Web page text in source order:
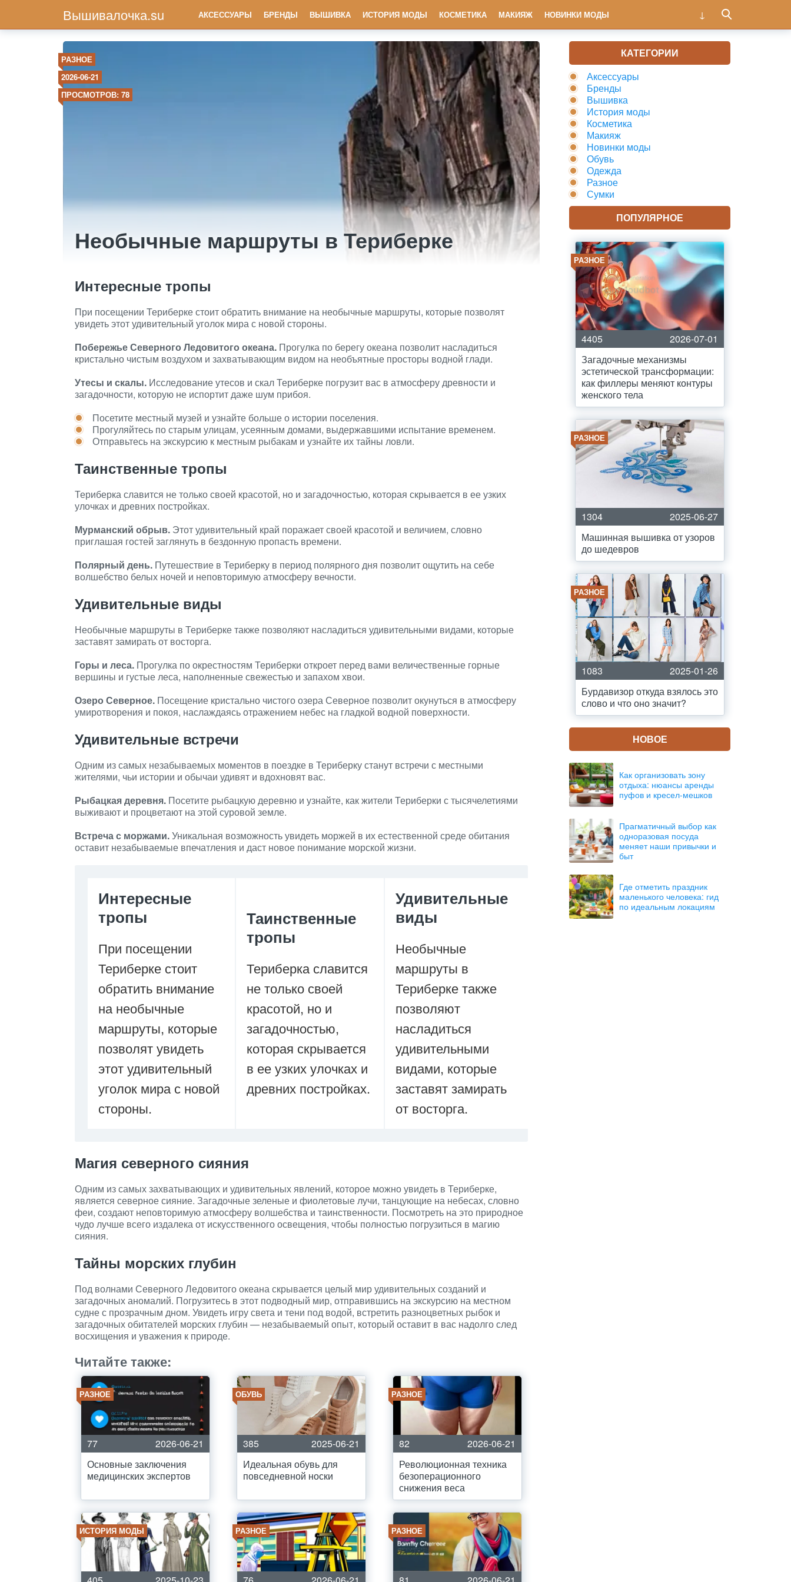
Вышивалочка.su АКСЕССУАРЫ БРЕНДЫ ВЫШИВКА ИСТОРИЯ МОДЫ КОСМЕТИКА МАКИЯЖ НОВИНКИ МОДЫ
РАЗНОЕ
2026-06-21
ПРОСМОТРОВ: 78
Необычные маршруты в Териберке
Интересные тропы
При посещении Териберке стоит обратить внимание на необычные маршруты, которые позволят
увидеть этот удивительный уголок мира с новой стороны.
Побережье Северного Ледовитого океана. Прогулка по берегу океана позволит насладиться
кристально чистым воздухом и захватывающим видом на необъятные просторы водной глади.
Утесы и скалы. Исследование утесов и скал Териберке погрузит вас в атмосферу древности и
загадочности, которую не испортит даже шум прибоя.
Посетите местный музей и узнайте больше о истории поселения.
Прогуляйтесь по старым улицам, усеянным домами, выдержавшими испытание временем.
Отправьтесь на экскурсию к местным рыбакам и узнайте их тайны ловли.
Таинственные тропы
Териберка славится не только своей красотой, но и загадочностью, которая скрывается в ее узких
улочках и древних постройках.
Мурманский обрыв. Этот удивительный край поражает своей красотой и величием, словно
приглашая гостей заглянуть в бездонную пропасть времени.
Полярный день. Путешествие в Териберку в период полярного дня позволит ощутить на себе
волшебство белых ночей и неповторимую атмосферу вечности.
Удивительные виды
Необычные маршруты в Териберке также позволяют насладиться удивительными видами, которые
заставят замирать от восторга.
Горы и леса. Прогулка по окрестностям Териберки откроет перед вами величественные горные
вершины и густые леса, наполненные свежестью и запахом хвои.
Озеро Северное. Посещение кристально чистого озера Северное позволит окунуться в атмосферу
умиротворения и покоя, наслаждаясь отражением небес на гладкой водной поверхности.
Удивительные встречи
Одним из самых незабываемых моментов в поездке в Териберку станут встречи с местными
жителями, чьи истории и обычаи удивят и вдохновят вас.
Рыбацкая деревня. Посетите рыбацкую деревню и узнайте, как жители Териберки с тысячелетиями
выживают и процветают на этой суровой земле.
Встреча с моржами.Уникальная возможность увидеть моржей в их естественной среде обитания
оставит незабываемые впечатления и даст новое понимание морской жизни.
Интересные
тропы
При посещении
Териберке стоит
обратить внимание
на необычные
маршруты, которые
позволят увидеть
этот удивительный
уголок мира с новой
стороны.
Таинственные
тропы
Териберка славится
не только своей
красотой, но и
загадочностью,
которая скрывается
в ее узких улочках и
древних постройках.
Удивительные
виды
Необычные
маршруты в
Териберке также
позволяют
насладиться
удивительными
видами, которые
заставят замирать
от восторга.
Магия северного сияния
Одним из самых захватывающих и удивительных явлений, которое можно увидеть в Териберке,
является северное сияние. Загадочные зеленые и фиолетовые лучи, танцующие на небесах, словно
феи, создают неповторимую атмосферу волшебства и таинственности. Посмотреть на это природное
чудо лучше всего издалека от искусственного освещения, чтобы полностью погрузиться в магию
сияния.
Тайны морских глубин
Под волнами Северного Ледовитого океана скрывается целый мир удивительных созданий и
загадочных аномалий. Погрузитесь в этот подводный мир, отправившись на экскурсию на местном
судне с прозрачным дном. Увидеть игру света и тени под водой, встретить разноцветных рыбок и
загадочных обитателей морских глубин — незабываемый опыт, который оставит в вас надолго след
восхищения и уважения к природе.
Читайте также:
РАЗНОЕ
77
2026-06-21
Основные заключения
медицинских экспертов
ОБУВЬ
385
2025-06-21
Идеальная обувь для
повседневной носки
РАЗНОЕ
82
2026-06-21
Революционная техника
безоперационного
снижения веса
ИСТОРИЯ МОДЫ РАЗНОЕ РАЗНОЕ
КАТЕГОРИИ
Аксессуары
Бренды
Вышивка
История моды
Косметика
Макияж
Новинки моды
Обувь
Одежда
Разное
Сумки
ПОПУЛЯРНОЕ
РАЗНОЕ
4405
2026-07-01
Загадочные механизмы
эстетической трансформации:
как филлеры меняют контуры
женского тела
РАЗНОЕ
1304
2025-06-27
Машинная вышивка от узоров
до шедевров
РАЗНОЕ
1083
2025-01-26
Бурдавизор откуда взялось это
слово и что оно значит?
НОВОЕ
Как организовать зону
отдыха: нюансы аренды
пуфов и кресел-мешков
Прагматичный выбор как
одноразовая посуда
меняет наши привычки и
быт
Где отметить праздник
маленького человека: гид
по идеальным локациям